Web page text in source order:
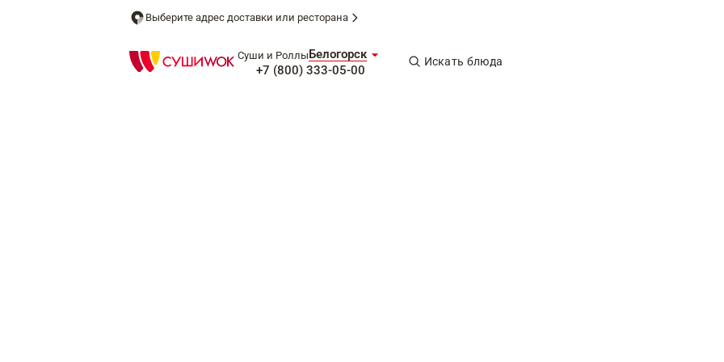
Выберите адрес доставки или ресторана
Суши и РоллыБелогорск
+7 (800) 333-05-00
Искать блюда